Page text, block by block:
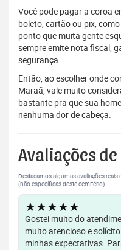
Você pode pagar a coroa
boleto, cartão ou pix,
ponto que muita gente
sempre emite nota fiscal,
segurança.
Então, ao escolher onde
Maraã, vale muito
bastante pra que sua
nenhuma dor de cabeça.
Avaliações
Destacamos algumas avaliações reais
(não específicas deste cemitério).
★★★★★
Gostei muito do
muito atencioso e
minhas expectativas.